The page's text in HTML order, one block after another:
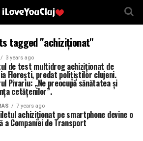
tagged "achiziționat"
3 years ago
de test multidrog achiziționat de
Florești, predat polițiștilor clujeni.
Pivariu: „Ne preocupă sănătatea și
cetățenilor”.
7 years ago
achiziționat pe smartphone devine o
a Companiei de Transport